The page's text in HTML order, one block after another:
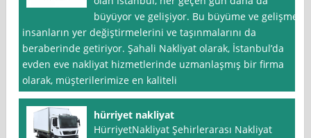
büyüyor ve gelişiyor. Bu büyüme ve gelişme,
insanların yer değiştirmelerini ve taşınmalarını da
beraberinde getiriyor. Şahali Nakliyat olarak, İstanbul’da
evden eve nakliyat hizmetlerinde uzmanlaşmış bir firma
olarak, müşterilerimize en kaliteli
hürriyet nakliyat
HürriyetNakliyat Şehirlerarası Nakliyat